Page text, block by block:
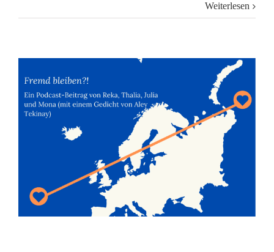
Weiterlesen